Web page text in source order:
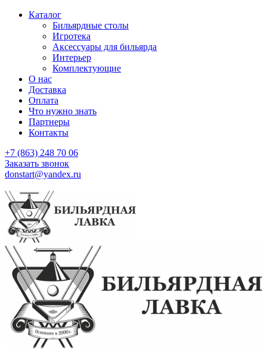
Каталог
Бильярдные столы
Игротека
Аксессуары для бильярда
Интерьер
Комплектующие
О нас
Доставка
Оплата
Что нужно знать
Партнеры
Контакты
+7 (863) 248 70 06
Заказать звонок
donstart@yandex.ru